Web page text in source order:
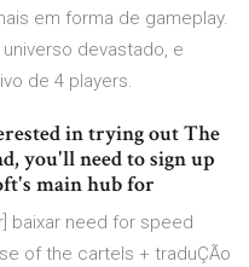
em forma de gameplay.
devastado, e
de 4 players.
in trying out The
you'll need to sign up
main hub for
baixar need for speed
of the cartels + traduÇÃo